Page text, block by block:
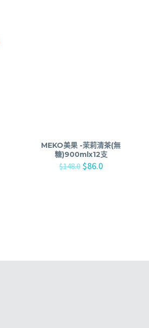
MEKO美果 -茉莉清茶(無
糖)900mlx12支
$148.0 $86.0